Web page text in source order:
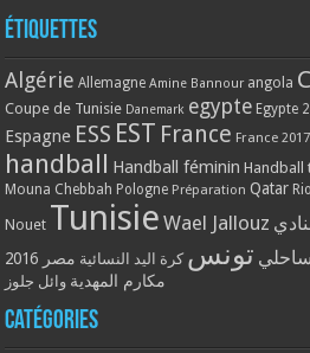
Étiquettes
Algérie Allemagne Amine Bannour angola
Coupe de Tunisie Danemark egypte Egypte
Espagne ESS EST France France 2017
handball Handball féminin Handball
Mouna Chebbah Pologne Préparation Qatar
Nouet Tunisie Wael Jallouz
تونس كرة اليد النسائية مصر 2016
مكارم المهدية وائل جلوز
Catégories